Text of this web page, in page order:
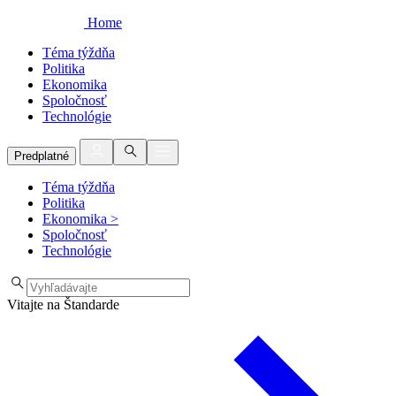
Home
Téma týždňa
Politika
Ekonomika
Spoločnosť
Technológie
Predplatné
Téma týždňa
Politika
Ekonomika >
Spoločnosť
Technológie
Vitajte na Štandarde